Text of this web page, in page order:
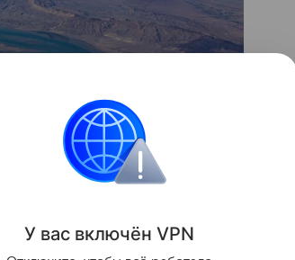
У вас включён VPN